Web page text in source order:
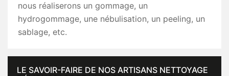
nous réaliserons un gommage, un
hydrogommage, une nébulisation, un peeling, un
sablage, etc.
LE SAVOIR-FAIRE DE NOS ARTISANS NETTOYAGE